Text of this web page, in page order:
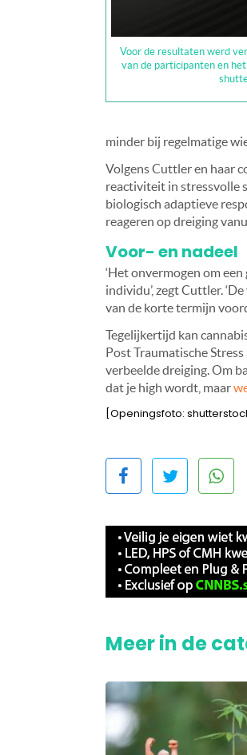
Voor de resultaten werd
van de participanten en
minder bij regelmatige
Volgens Cuttler en haar
reactiviteit in stressvolle
biologisch adaptieve
reageren op dreiging
Voor- en nadeel
‘Het onvermogen om
individu’, zegt Cuttler.
van de korte termijn
Tegelijkertijd kan
Post Traumatische Stress
verbeelde dreiging. Om
dat je high wordt, maar
[Openingsfoto:
Meer in de